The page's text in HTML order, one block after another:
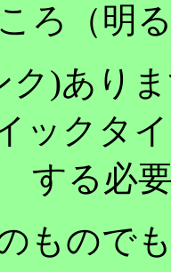
ろ（明
ク)あり
ックタ
する必
もので